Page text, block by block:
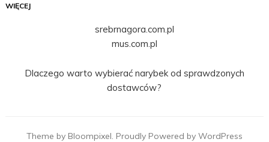
WIĘCEJ
srebrnagora.com.pl
mus.com.pl
Dlaczego warto wybierać narybek od sprawdzonych
dostawców?
Theme by Bloompixel. Proudly Powered by WordPress